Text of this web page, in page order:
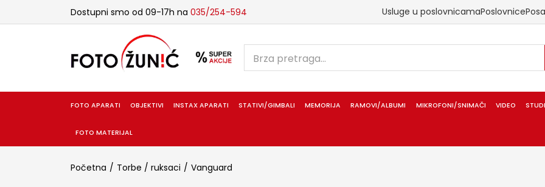
Dostupni smo od 09-17h na 035/254-594 Usluge u poslovnicamaPoslovnice
FOTO APARATI OBJEKTIVI INSTAX APARATI STATIVI/GIMBALI MEMORIJA RAMOVI/ALBUMI MIKROFONI/SNIMAČI VIDEO
FOTO MATERIJAL
Početna Torbe / ruksaci Vanguard